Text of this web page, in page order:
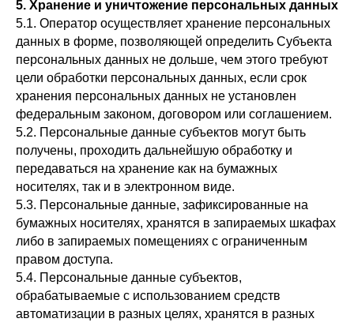
5. Хранение и уничтожение персональных данных
5.1. Оператор осуществляет хранение персональных
данных в форме, позволяющей определить Субъекта
персональных данных не дольше, чем этого требуют
цели обработки персональных данных, если срок
хранения персональных данных не установлен
федеральным законом, договором или соглашением.
5.2. Персональные данные субъектов могут быть
получены, проходить дальнейшую обработку и
передаваться на хранение как на бумажных
носителях, так и в электронном виде.
5.3. Персональные данные, зафиксированные на
бумажных носителях, хранятся в запираемых шкафах
либо в запираемых помещениях с ограниченным
правом доступа.
5.4. Персональные данные субъектов,
обрабатываемые с использованием средств
автоматизации в разных целях, хранятся в разных